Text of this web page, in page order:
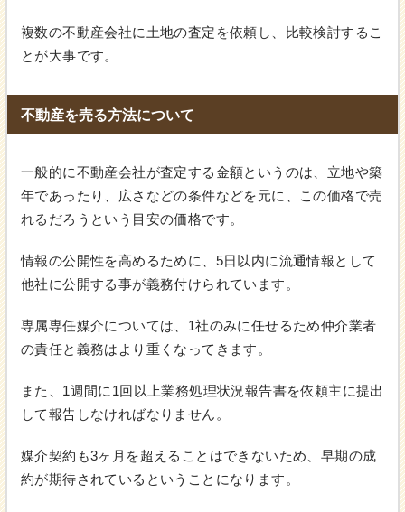
複数の不動産会社に土地の査定を依頼し、比較検討するこ
とが大事です。
不動産を売る方法について
一般的に不動産会社が査定する金額というのは、立地や築
年であったり、広さなどの条件などを元に、この価格で売
れるだろうという目安の価格です。
情報の公開性を高めるために、5日以内に流通情報として
他社に公開する事が義務付けられています。
専属専任媒介については、1社のみに任せるため仲介業者
の責任と義務はより重くなってきます。
また、1週間に1回以上業務処理状況報告書を依頼主に提出
して報告しなければなりません。
媒介契約も3ヶ月を超えることはできないため、早期の成
約が期待されているということになります。